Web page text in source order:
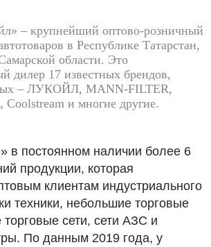
– крупнейший оптово-розничный
в Республике Татарстан,
области. Это
дилер 17 известных брендов,
– ЛУКОЙЛ, MANN-FILTER,
и многие другие.
в постоянном наличии более 6
продукции, которая
клиентам индустриального
техники, небольшие торговые
торговые сети, сети АЗС и
По данным 2019 года, у